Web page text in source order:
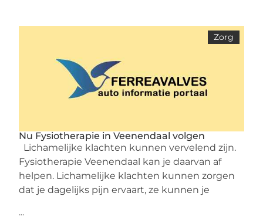
Zorg
Nu Fysiotherapie in Veenendaal volgen
Lichamelijke klachten kunnen vervelend zijn.
Fysiotherapie Veenendaal kan je daarvan af
helpen. Lichamelijke klachten kunnen zorgen
dat je dagelijks pijn ervaart, ze kunnen je
...